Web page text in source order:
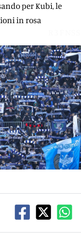
per Kubi, le
in rosa